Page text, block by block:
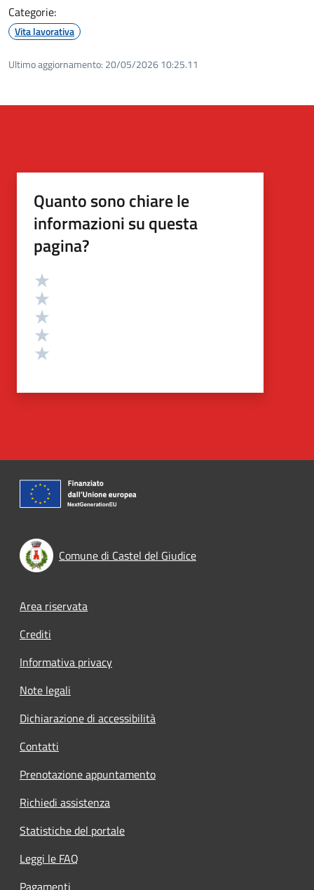
Categorie:
Vita lavorativa
Ultimo aggiornamento: 20/05/2026 10:25.11
Quanto sono chiare le
informazioni su questa
pagina?
Valutazione
Comune di Castel del Giudice
Footer menu
Area riservata
Crediti
Informativa privacy
Note legali
Dichiarazione di accessibilità
Contatti
Prenotazione appuntamento
Richiedi assistenza
Statistiche del portale
Leggi le FAQ
Pagamenti